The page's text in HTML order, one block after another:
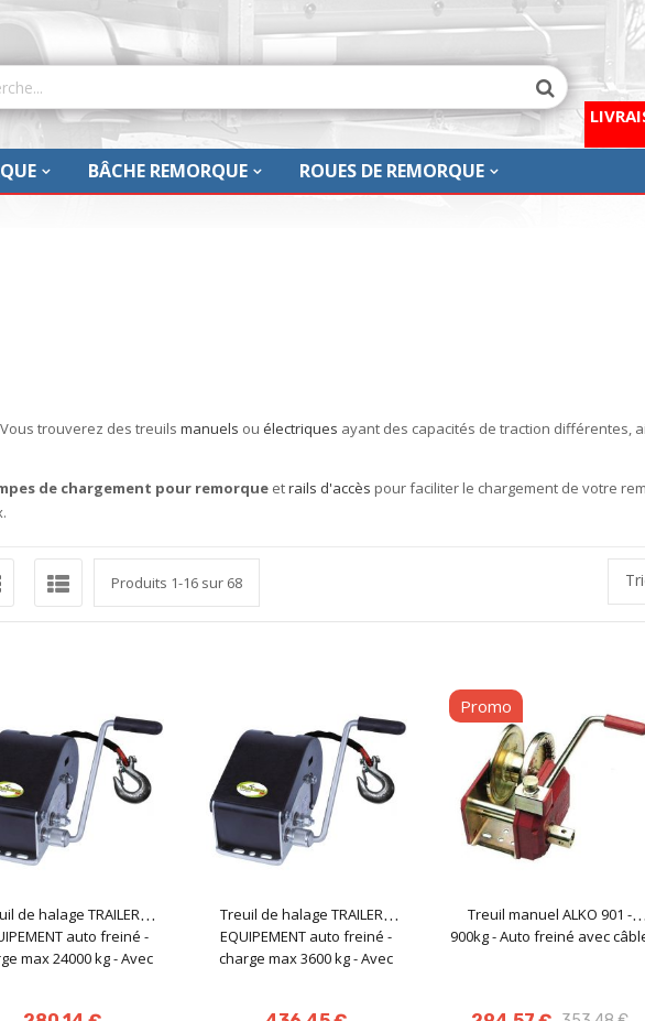
BÂCHE REMORQUE ROUES DE REMORQUE
trouverez des treuils manuels ou électriques ayant des capacités de traction différentes,
de chargement pour remorque etrails d'accès pour faciliter le chargement de votre
GrilleListe
Produits 1-16 sur 68
de halage TRAILERS
auto freiné -
max 24000 kg - Avec
Treuil de halage TRAILERS
EQUIPEMENT auto freiné -
charge max 3600 kg - Avec
Promo
Treuil manuel ALKO 901 -
900kg - Auto freiné avec